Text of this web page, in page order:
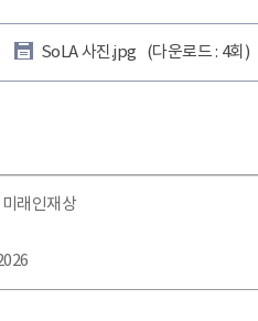
SoLA 사진.jpg (다운로드 : 4회)
래인재상